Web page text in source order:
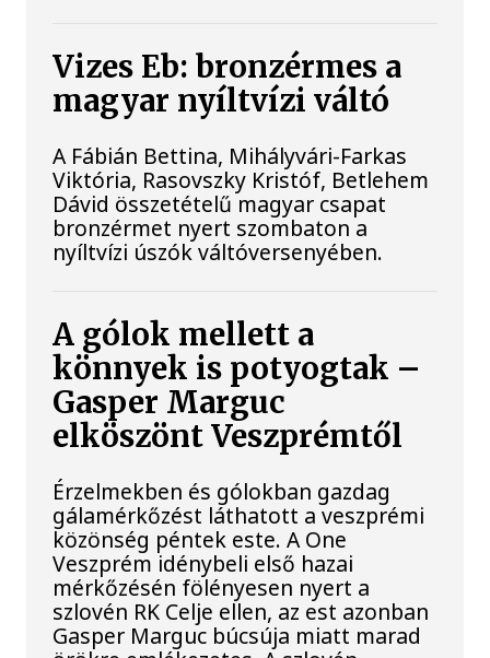
Vizes Eb: bronzérmes a
magyar nyíltvízi váltó
A Fábián Bettina, Mihályvári-Farkas
Viktória, Rasovszky Kristóf, Betlehem
Dávid összetételű magyar csapat
bronzérmet nyert szombaton a
nyíltvízi úszók váltóversenyében.
A gólok mellett a
könnyek is potyogtak –
Gasper Marguc
elköszönt Veszprémtől
Érzelmekben és gólokban gazdag
gálamérkőzést láthatott a veszprémi
közönség péntek este. A One
Veszprém idénybeli első hazai
mérkőzésén fölényesen nyert a
szlovén RK Celje ellen, az est azonban
Gasper Marguc búcsúja miatt marad